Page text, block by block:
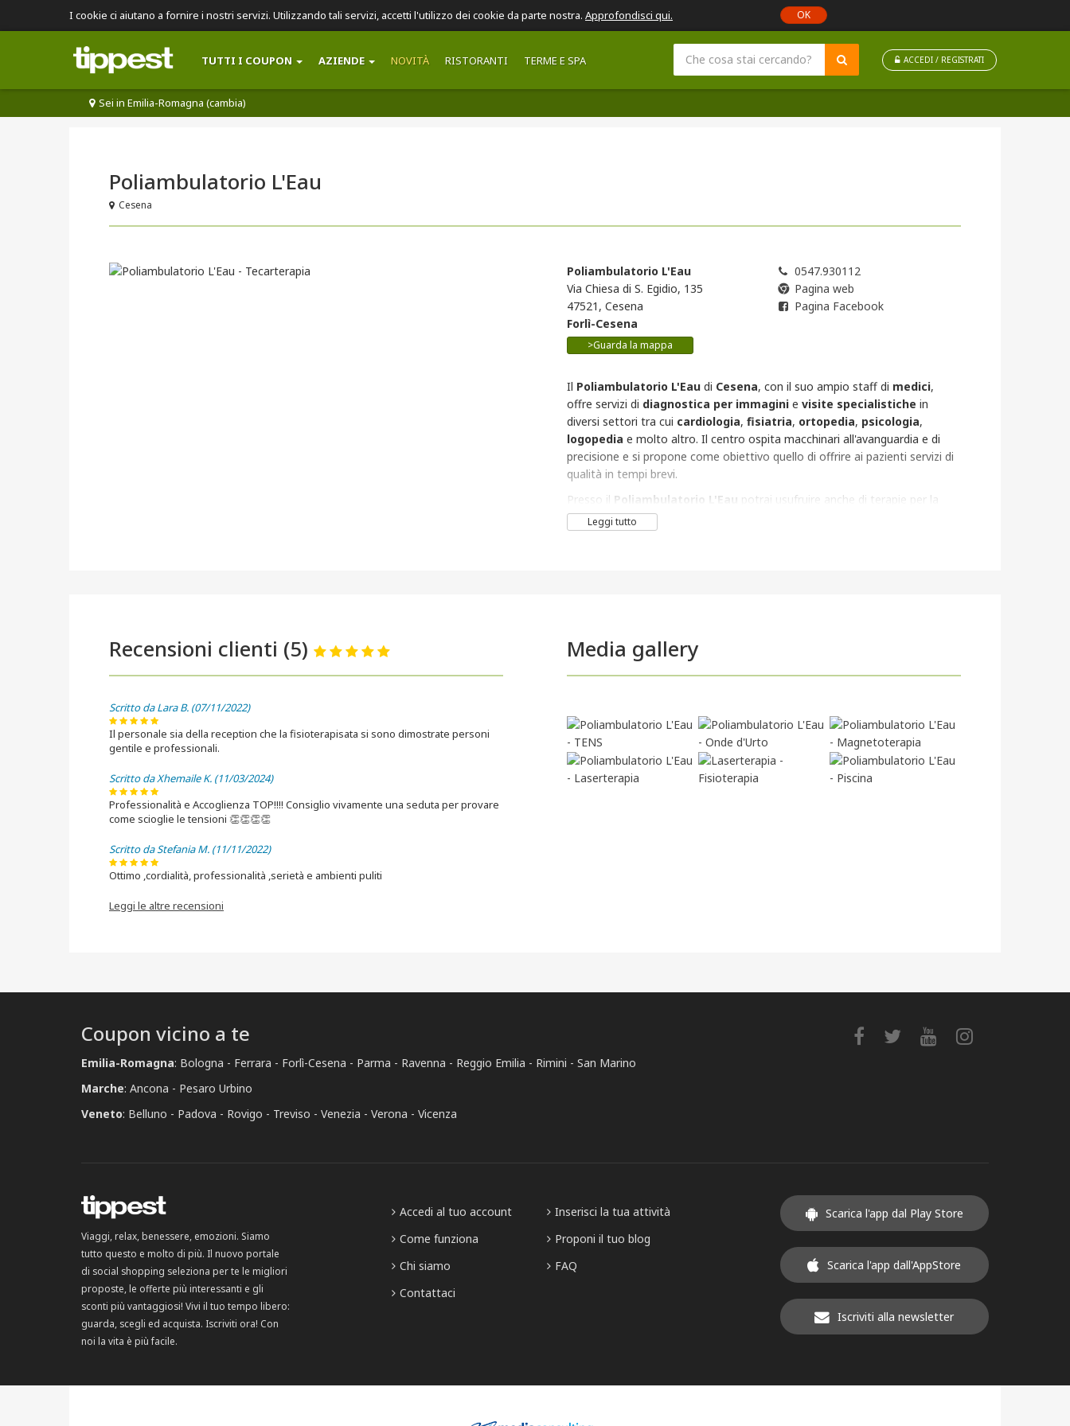
I cookie ci aiutano a fornire i nostri servizi. Utilizzando tali servizi, accetti l'utilizzo dei cookie da parte nostra. Approfondisci qui. OK
TUTTI I COUPON AZIENDE NOVITÀ RISTORANTI TERME E SPA ACCEDI / REGISTRATI
Sei in Emilia-Romagna (cambia)
Poliambulatorio L'Eau
Cesena
Poliambulatorio L'Eau
Via Chiesa di S. Egidio, 135
47521, Cesena
Forlì-Cesena
>Guarda la mappa
0547.930112
Pagina web
Pagina Facebook
Il Poliambulatorio L'Eau di Cesena, con il suo ampio staff di medici,
offre servizi di diagnostica per immagini e visite specialistiche in
diversi settori tra cui cardiologia, fisiatria, ortopedia, psicologia,
logopedia e molto altro. Il centro ospita macchinari all'avanguardia e di
precisione e si propone come obiettivo quello di offrire ai pazienti servizi di
qualità in tempi brevi.
Presso il Poliambulatorio L'Eau
potrai usufruire anche di terapie per la
riabilitazione motoria
didimagrimento
Leggi tutto
Recensioni clienti (5)
Scritto da Lara B. (07/11/2022)
Il personale sia della reception che la fisioterapisata si sono dimostrate personi
gentile e professionali.
Scritto da Xhemaile K. (11/03/2024)
Professionalità e Accoglienza TOP!!!! Consiglio vivamente una seduta per provare
come scioglie le tensioni 👏👏👏👏
Scritto da Stefania M. (11/11/2022)
Ottimo ,cordialità, professionalità ,serietà e ambienti puliti
Leggi le altre recensioni
Media gallery
Coupon vicino a te
Emilia-Romagna: Bologna Ferrara Forlì-Cesena Parma Ravenna Reggio Emilia Rimini
San Marino
Marche: Ancona
Pesaro Urbino
Veneto: Belluno Padova Rovigo Treviso Venezia Verona Vicenza
Viaggi, relax, benessere, emozioni. Siamo
tutto questo e molto di più. Il nuovo portale
di social shopping seleziona per te le migliori
proposte, le offerte più interessanti e gli
sconti più vantaggiosi! Vivi il tuo tempo libero:
guarda, scegli ed acquista. Iscriviti ora! Con
noi la vita è più facile.
Accedi al tuo account
Come funziona
Chi siamo
Contattaci
Inserisci la tua attività
Proponi il tuo blog
FAQ
Scarica l'app dal Play Store
Scarica l'app dall'AppStore
Iscriviti alla newsletter